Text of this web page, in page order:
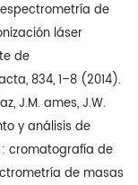
de
láser
de
834, 1–8 (2014).
J.M. ames, J.W.
y análisis de
cromatografía de
de masas